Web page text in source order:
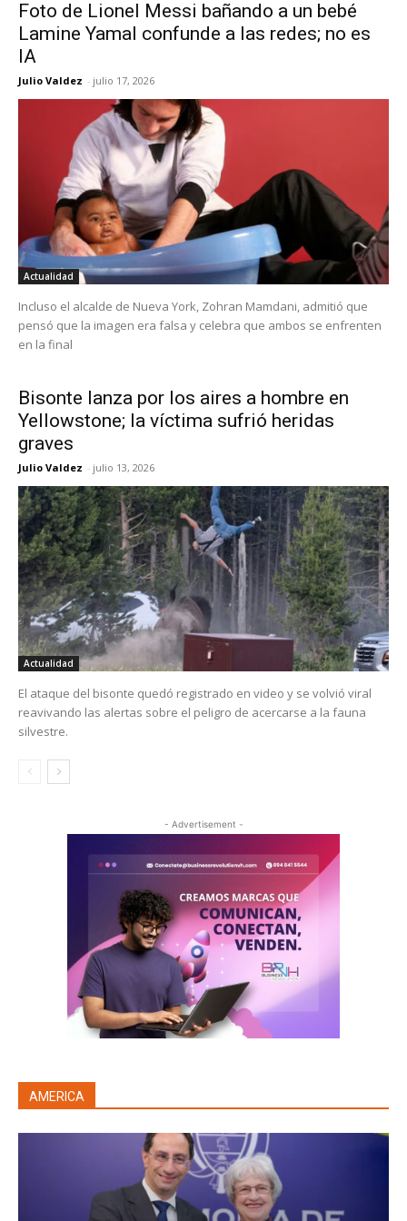
Foto de Lionel Messi bañando a un bebé
Lamine Yamal confunde a las redes; no es
IA
Julio Valdez - julio 17, 2026
Actualidad
Incluso el alcalde de Nueva York, Zohran Mamdani, admitió que
pensó que la imagen era falsa y celebra que ambos se enfrenten
en la final
Bisonte lanza por los aires a hombre en
Yellowstone; la víctima sufrió heridas
graves
Julio Valdez - julio 13, 2026
Actualidad
El ataque del bisonte quedó registrado en video y se volvió viral
reavivando las alertas sobre el peligro de acercarse a la fauna
silvestre.
- Advertisement -
AMERICA